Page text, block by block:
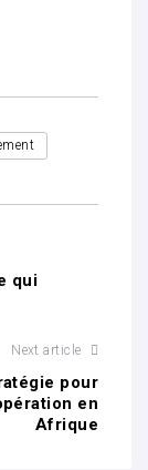
qui
Next article
pour
en
Afrique